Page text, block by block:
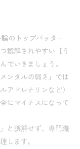
のトップバッター
誤解されやすい【う
でいきましょう。
ンタルの弱さ」では
アドレナリンなど）
にマイナスになって
と誤解せず、専門職
します。